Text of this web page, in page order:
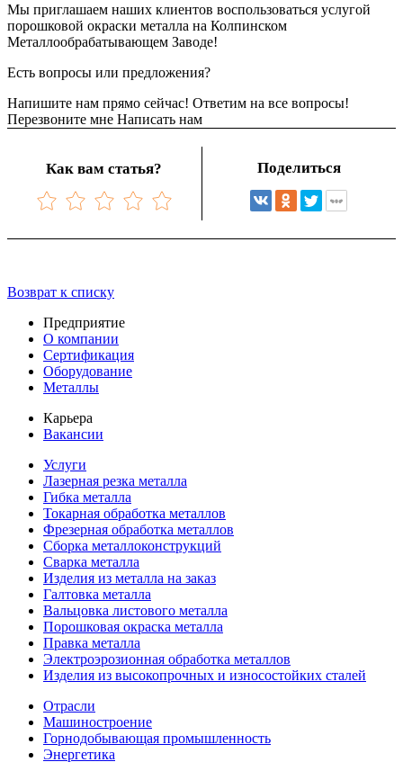
Мы приглашаем наших клиентов воспользоваться услугой
порошковой окраски металла на Колпинском
Металлообрабатывающем Заводе!
Есть вопросы или предложения?
Напишите нам прямо сейчас! Ответим на все вопросы!
Перезвоните мне Написать нам
Как вам статья? Поделиться
Возврат к списку
Предприятие
О компании
Сертификация
Оборудование
Металлы
Карьера
Вакансии
Услуги
Лазерная резка металла
Гибка металла
Токарная обработка металлов
Фрезерная обработка металлов
Сборка металлоконструкций
Сварка металла
Изделия из металла на заказ
Галтовка металла
Вальцовка листового металла
Порошковая окраска металла
Правка металла
Электроэрозионная обработка металлов
Изделия из высокопрочных и износостойких сталей
Отрасли
Машиностроение
Горнодобывающая промышленность
Энергетика